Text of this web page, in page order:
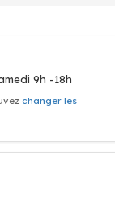
9h -18h
changer les